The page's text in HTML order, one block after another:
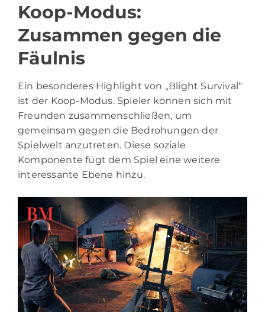
Koop-Modus:
Zusammen gegen die
Fäulnis
Ein besonderes Highlight von „Blight Survival“
ist der Koop-Modus. Spieler können sich mit
Freunden zusammenschließen, um
gemeinsam gegen die Bedrohungen der
Spielwelt anzutreten. Diese soziale
Komponente fügt dem Spiel eine weitere
interessante Ebene hinzu.